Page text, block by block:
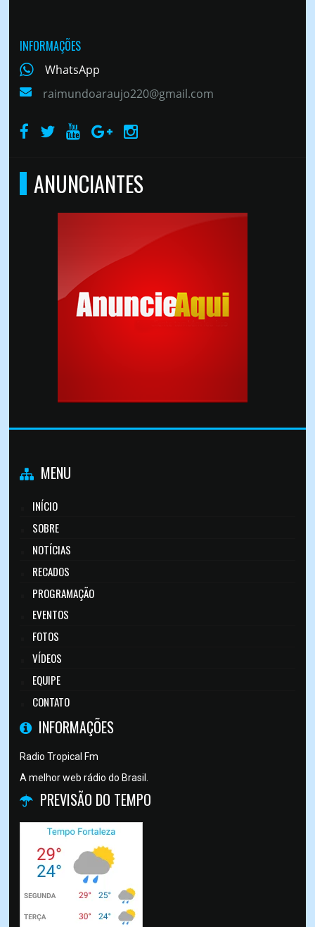
INFORMAÇÕES
WhatsApp
raimundoaraujo220@gmail.com
ANUNCIANTES
MENU
INÍCIO
SOBRE
NOTÍCIAS
RECADOS
PROGRAMAÇÃO
EVENTOS
FOTOS
VÍDEOS
EQUIPE
CONTATO
INFORMAÇÕES
Radio Tropical Fm
A melhor web rádio do Brasil.
PREVISÃO DO TEMPO